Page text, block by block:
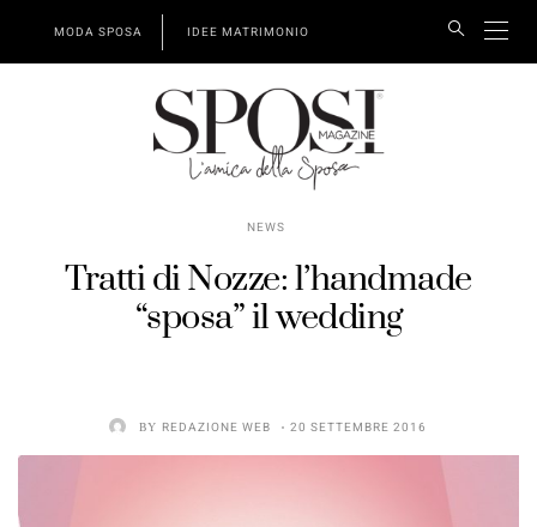
MODA SPOSA IDEE MATRIMONIO
NEWS
Tratti di Nozze: l’handmade
“sposa” il wedding
BY REDAZIONE WEB 20 SETTEMBRE 2016